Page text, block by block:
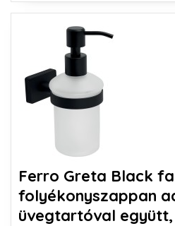
Ferro Greta Black
folyékonyszappan
üvegtartóval